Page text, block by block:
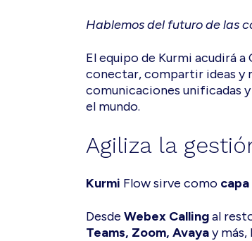
Hablemos del futuro de las
El equipo de Kurmi acudirá
conectar, compartir ideas y
comunicaciones unificadas
el mundo.
Agiliza la
Kurmi Flow sirve como
Desde Webex Callingal
Teams, Zoom, Avayay más,